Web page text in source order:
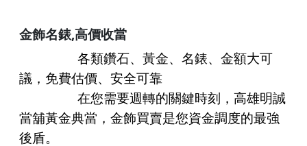
金飾名錶,高價收當
各類鑽石、黃金、名錶、金額大可
議，免費估價、安全可靠
在您需要週轉的關鍵時刻， 高雄明誠
當舖黃金典當，金飾買賣是您資金調度的最強
後盾。